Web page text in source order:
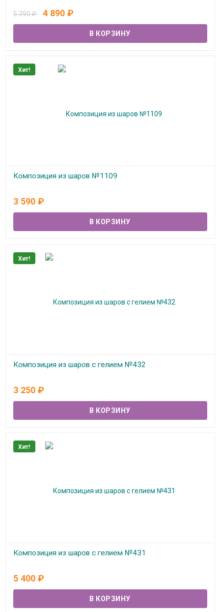
5 390₽ 4 890 ₽
Хит!
Композиция из шаров №1109
3 590 ₽
Хит!
Композиция из шаров с гелием №432
3 250 ₽
Хит!
Композиция из шаров с гелием №431
5 400 ₽